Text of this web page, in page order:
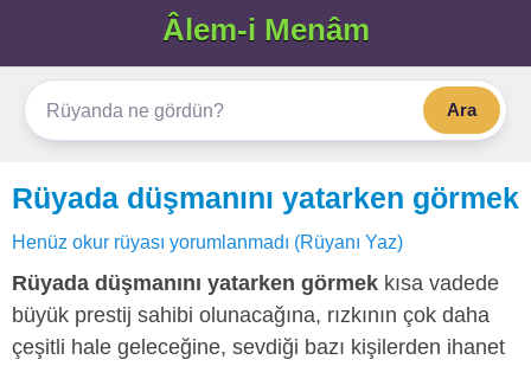
Âlem-i Menâm
Ara
Rüyada düşmanını yatarken görmek
Henüz okur rüyası yorumlanmadı (Rüyanı Yaz)
Rüyada düşmanını yatarken görmek kısa vadede
büyük prestij sahibi olunacağına, rızkının çok daha
çeşitli hale geleceğine, sevdiği bazı kişilerden ihanet